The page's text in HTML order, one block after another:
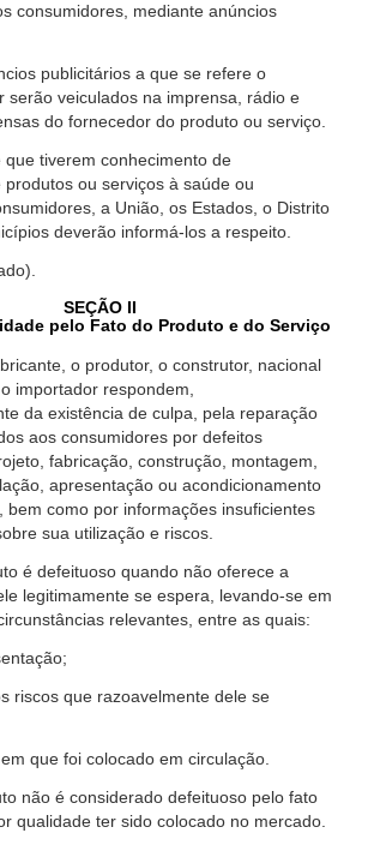
consumidores, mediante anúncios
publicitários a que se refere o
serão veiculados na imprensa, rádio e
do fornecedor do produto ou serviço.
que tiverem conhecimento de
produtos ou serviços à saúde ou
a União, os Estados, o Distrito
deverão informá-los a respeito.
SEÇÃO II
pelo Fato do Produto e do Serviço
o produtor, o construtor, nacional
importador respondem,
da existência de culpa, pela reparação
aos consumidores por defeitos
fabricação, construção, montagem,
apresentação ou acondicionamento
bem como por informações insuficientes
sua utilização e riscos.
é defeituoso quando não oferece a
legitimamente se espera, levando-se em
relevantes, entre as quais:
riscos que razoavelmente dele se
que foi colocado em circulação.
não é considerado defeituoso pelo fato
qualidade ter sido colocado no mercado.